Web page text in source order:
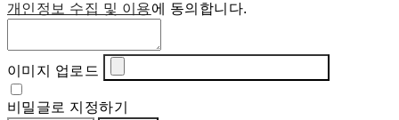
개인정보 수집 및 이용에 동의합니다.
이미지 업로드
비밀글로 지정하기